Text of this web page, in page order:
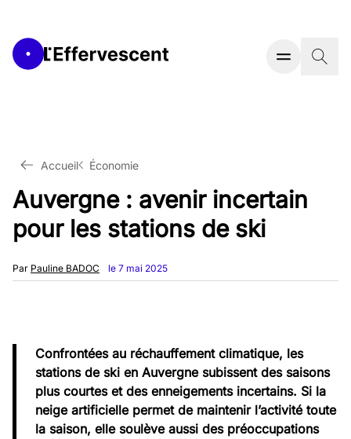
Accueil Économie
Auvergne : avenir incertain
pour les stations de ski
Par Pauline BADOC le 7 mai 2025
Confrontées au réchauffement climatique, les
stations de ski en Auvergne subissent des saisons
plus courtes et des enneigements incertains. Si la
neige artificielle permet de maintenir l’activité toute
la saison, elle soulève aussi des préoccupations